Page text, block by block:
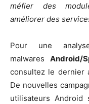
méfier des
améliorer des
Pour une
malwares Android/
consultez le dernier
De nouvelles
utilisateurs Android